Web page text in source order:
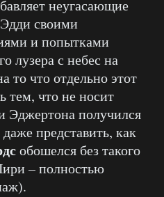
неугасающие
своими
и попытками
лузера с небес на
то что отдельно этот
тем, что не носит
Эджертона получился
представить, как
обошелся без такого
– полностью